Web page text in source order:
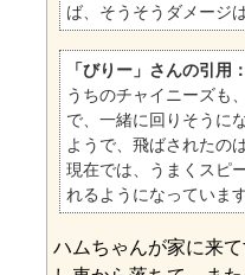
ば、そうそうダメージ
「びりー」さんの引用：
うちのチャイニーズも
で、一緒に回りそうに
ようで、飛ばされたの
現在では、うまくスピ
れるようになっています
ハムちゃんが家に来